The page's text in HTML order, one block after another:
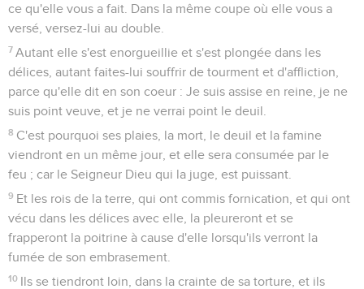
ce qu'elle vous a fait. Dans la même coupe où elle vous a
versé, versez-lui au double.
7 Autant elle s'est enorgueillie et s'est plongée dans les
délices, autant faites-lui souffrir de tourment et d'affliction,
parce qu'elle dit en son coeur : Je suis assise en reine, je ne
suis point veuve, et je ne verrai point le deuil.
8 C'est pourquoi ses plaies, la mort, le deuil et la famine
viendront en un même jour, et elle sera consumée par le
feu ; car le Seigneur Dieu qui la juge, est puissant.
9 Et les rois de la terre, qui ont commis fornication, et qui ont
vécu dans les délices avec elle, la pleureront et se
frapperont la poitrine à cause d'elle lorsqu'ils verront la
fumée de son embrasement.
10 Ils se tiendront loin, dans la crainte de sa torture, et ils